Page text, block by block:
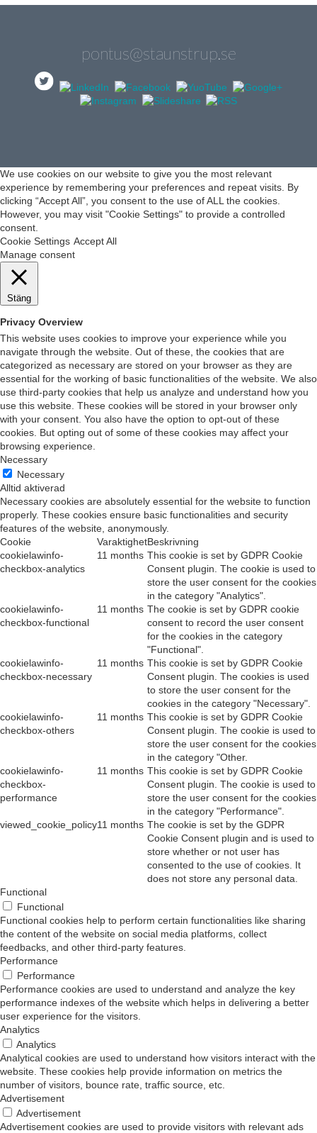
pontus@staunstrup.se
We use cookies on our website to give you the most relevant
experience by remembering your preferences and repeat visits. By
clicking “Accept All”, you consent to the use of ALL the cookies.
However, you may visit "Cookie Settings" to provide a controlled
consent.
Cookie Settings Accept All
Manage consent
Stäng
Privacy Overview
This website uses cookies to improve your experience while you
navigate through the website. Out of these, the cookies that are
categorized as necessary are stored on your browser as they are
essential for the working of basic functionalities of the website. We also
use third-party cookies that help us analyze and understand how you
use this website. These cookies will be stored in your browser only
with your consent. You also have the option to opt-out of these
cookies. But opting out of some of these cookies may affect your
browsing experience.
Necessary
Necessary
Alltid aktiverad
Necessary cookies are absolutely essential for the website to function
properly. These cookies ensure basic functionalities and security
features of the website, anonymously.
Cookie
VaraktighetBeskrivning
cookielawinfo-
checkbox-analytics
11 months This cookie is set by GDPR Cookie
Consent plugin. The cookie is used to
store the user consent for the cookies
in the category "Analytics".
cookielawinfo-
checkbox-functional
11 months The cookie is set by GDPR cookie
consent to record the user consent
for the cookies in the category
"Functional".
cookielawinfo-
checkbox-necessary
11 months This cookie is set by GDPR Cookie
Consent plugin. The cookies is used
to store the user consent for the
cookies in the category "Necessary".
cookielawinfo-
checkbox-others
11 months This cookie is set by GDPR Cookie
Consent plugin. The cookie is used to
store the user consent for the cookies
in the category "Other.
cookielawinfo-
checkbox-
performance
11 months This cookie is set by GDPR Cookie
Consent plugin. The cookie is used to
store the user consent for the cookies
in the category "Performance".
viewed_cookie_policy11 months The cookie is set by the GDPR
Cookie Consent plugin and is used to
store whether or not user has
consented to the use of cookies. It
does not store any personal data.
Functional
Functional
Functional cookies help to perform certain functionalities like sharing
the content of the website on social media platforms, collect
feedbacks, and other third-party features.
Performance
Performance
Performance cookies are used to understand and analyze the key
performance indexes of the website which helps in delivering a better
user experience for the visitors.
Analytics
Analytics
Analytical cookies are used to understand how visitors interact with the
website. These cookies help provide information on metrics the
number of visitors, bounce rate, traffic source, etc.
Advertisement
Advertisement
Advertisement cookies are used to provide visitors with relevant ads